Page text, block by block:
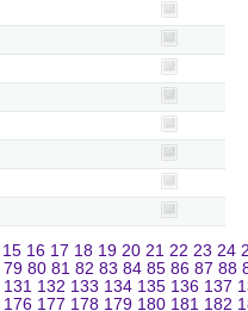
15 16 17 18 19 20 21 22 23 24
79 80 81 82 83 84 85 86 87 88
131 132 133 134 135 136 137
176 177 178 179 180 181 182